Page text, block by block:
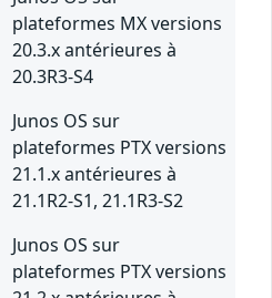
plateformes MX versions
20.3.x antérieures à
20.3R3-S4
Junos OS sur
plateformes PTX versions
21.1.x antérieures à
21.1R2-S1, 21.1R3-S2
Junos OS sur
plateformes PTX versions